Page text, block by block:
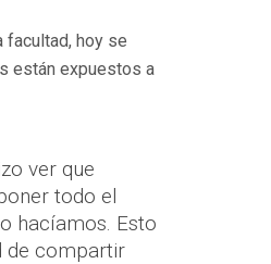
facultad, hoy se
están expuestos a
ver que
todo el
hacíamos. Esto
de compartir